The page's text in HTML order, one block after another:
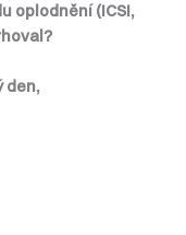
oplodnění (ICSI,
den,